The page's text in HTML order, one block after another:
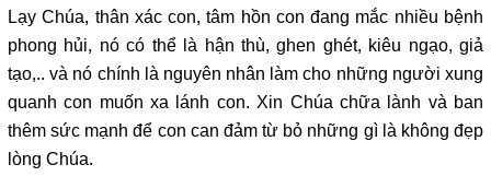
Lạy Chúa, thân xác con, tâm hồn con đang mắc nhiều bệnh
phong hủi, nó có thể là hận thù, ghen ghét, kiêu ngạo, giả
tạo,.. và nó chính là nguyên nhân làm cho những người xung
quanh con muốn xa lánh con. Xin Chúa chữa lành và ban
thêm sức mạnh để con can đảm từ bỏ những gì là không đẹp
lòng Chúa.